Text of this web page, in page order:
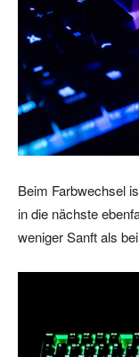
Beim Farbwechsel
in die nächste
weniger Sanft als